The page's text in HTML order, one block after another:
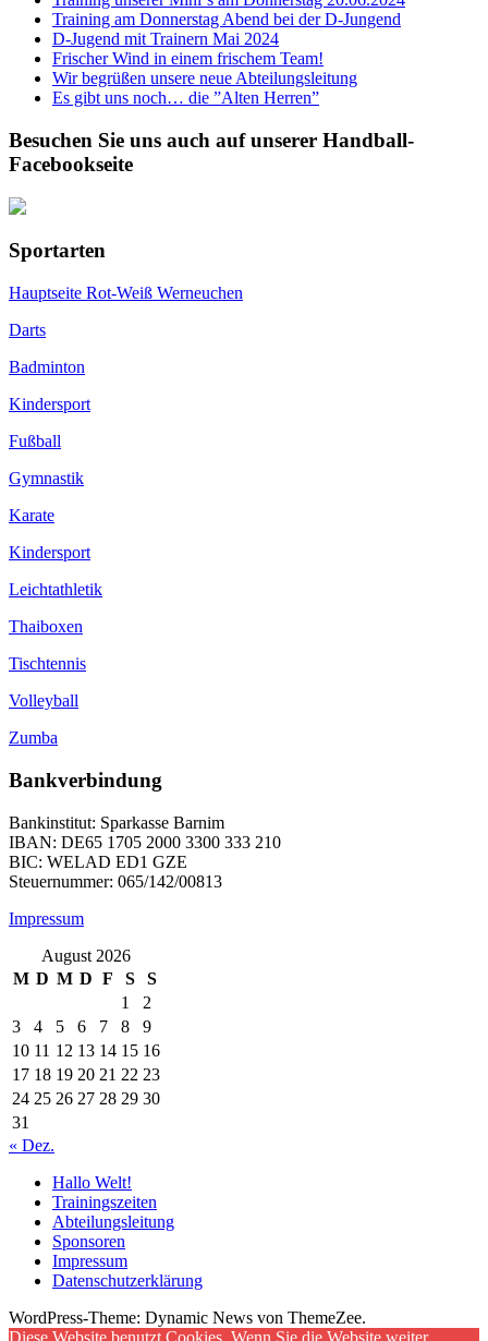
Training am Donnerstag Abend bei der D-Jungend
D-Jugend mit Trainern Mai 2024
Frischer Wind in einem frischem Team!
Wir begrüßen unsere neue Abteilungsleitung
Es gibt uns noch… die ”Alten Herren”
Besuchen Sie uns auch auf unserer Handball-
Facebookseite
Sportarten
Hauptseite Rot-Weiß Werneuchen
Darts
Badminton
Kindersport
Fußball
Gymnastik
Karate
Kindersport
Leichtathletik
Thaiboxen
Tischtennis
Volleyball
Zumba
Bankverbindung
Bankinstitut: Sparkasse Barnim
IBAN: DE65 1705 2000 3300 333 210
BIC: WELAD ED1 GZE
Steuernummer: 065/142/00813
Impressum
August 2026
M D M D F S
S
1
2
3
4 5 6 7 8
9
10 11 12 13 14 15 16
17 18 19 20 21 22 23
24 25 26 27 28 29 30
31
« Dez.
Hallo Welt!
Trainingszeiten
Abteilungsleitung
Sponsoren
Impressum
Datenschutzerklärung
WordPress-Theme: Dynamic News von ThemeZee.
Diese Website benutzt Cookies. Wenn Sie die Website weiter